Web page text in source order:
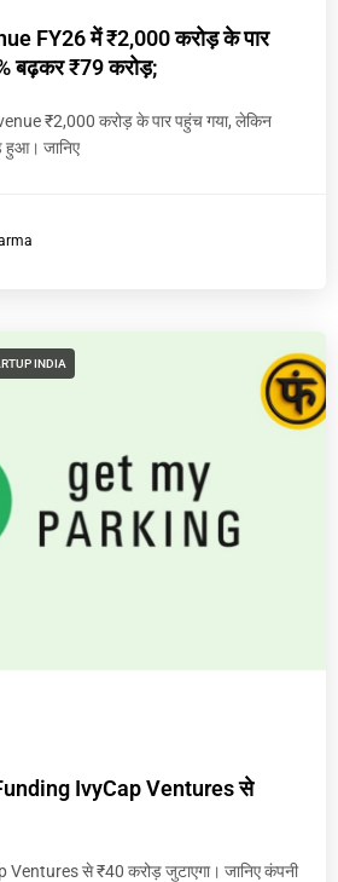
FY26 में ₹2,000 करोड़ के पार
बढ़कर ₹79 करोड़;
₹2,000 करोड़ के पार पहुंच गया, लेकिन
हुआ। जानिए
INDIA
IvyCap Ventures से
से ₹40 करोड़ जुटाएगा। जानिए कंपनी